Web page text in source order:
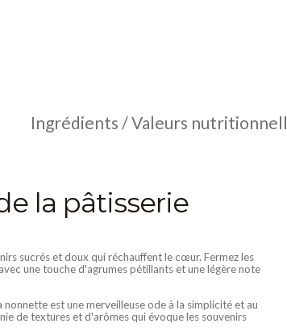
Ingrédients / Valeurs
la pâtisserie
sucrés et doux qui réchauffent le cœur. Fermez les
une touche d'agrumes pétillants et une légère note
est une merveilleuse ode à la simplicité et au
de textures et d'arômes qui évoque les souvenirs